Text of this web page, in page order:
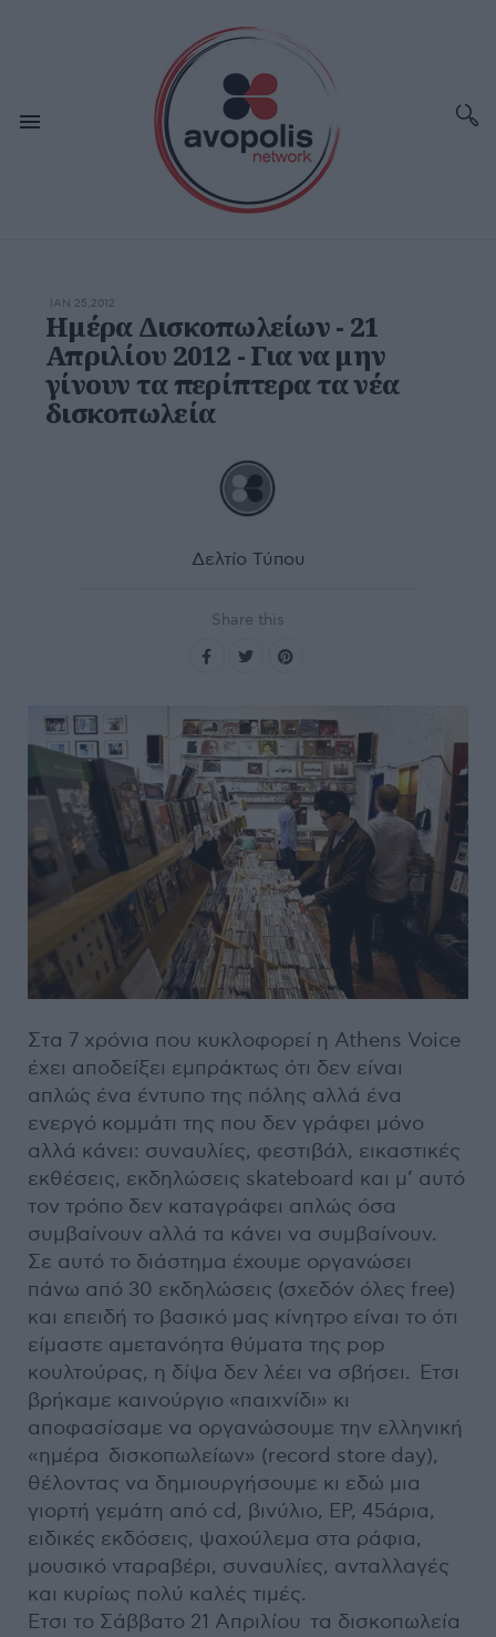
ΙΑΝ 25,2012
Ημέρα Δισκοπωλείων - 21
Απριλίου 2012 - Για να μην
γίνουν τα περίπτερα τα νέα
δισκοπωλεία
Δελτίο Τύπου
Share this
Στα 7 χρόνια που κυκλοφορεί η Athens Voice
έχει αποδείξει εμπράκτως ότι δεν είναι
απλώς ένα έντυπο της πόλης αλλά ένα
ενεργό κομμάτι της που δεν γράφει μόνο
αλλά κάνει: συναυλίες, φεστιβάλ, εικαστικές
εκθέσεις, εκδηλώσεις skateboard και μ’ αυτό
τον τρόπο δεν καταγράφει απλώς όσα
συμβαίνουν αλλά τα κάνει να συμβαίνουν.
Σε αυτό το διάστημα έχουμε οργανώσει
πάνω από 30 εκδηλώσεις (σχεδόν όλες free)
και επειδή το βασικό μας κίνητρο είναι το ότι
είμαστε αμετανόητα θύματα της pop
κουλτούρας, η δίψα δεν λέει να σβήσει. Ετσι
βρήκαμε καινούργιο «παιχνίδι» κι
αποφασίσαμε να οργανώσουμε την ελληνική
«ημέρα δισκοπωλείων» (record store day),
θέλοντας να δημιουργήσουμε κι εδώ μια
γιορτή γεμάτη από cd, βινύλιο, EP, 45άρια,
ειδικές εκδόσεις, ψαχούλεμα στα ράφια,
μουσικό νταραβέρι, συναυλίες, ανταλλαγές
και κυρίως πολύ καλές τιμές.
Ετσι το Σάββατο 21 Απριλίου τα δισκοπωλεία